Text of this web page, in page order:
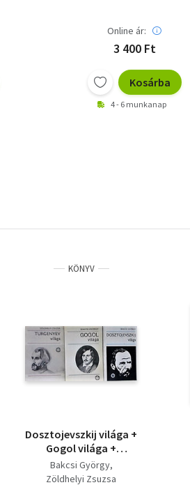
Online ár:
3 400 Ft
Kosárba
4 - 6 munkanap
KÖNYV
Dosztojevszkij világa +
Gogol világa +
Turgenyev világa
Bakcsi György
Zöldhelyi Zsuzsa